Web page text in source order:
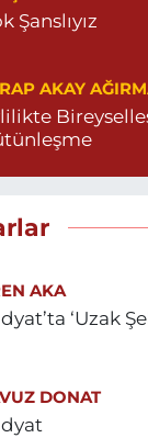
Şanslıyız
AKAY
AKA
‘Uzak
DONAT